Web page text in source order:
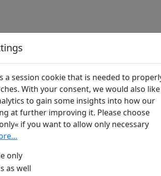
田")
甫田 "無田甫田")
tian" 甫田 "倬彼甫田")
豹袪"
"羔裘如濡"
a session cookie that is needed to
With your consent, we would also like
to gain some insights into how our
at further improving it. Please choose
if you want to allow only necessary
only
as well